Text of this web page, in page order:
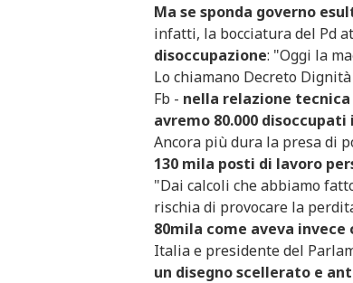
Ma se sponda governo
infatti, la bocciatura del Pd
disoccupazione: "Oggi la
Lo chiamano Decreto
Fb - nella relazione
avremo 80.000 disoccupati
Ancora più dura la presa di
130 mila posti di lavoro
"Dai calcoli che abbiamo
rischia di provocare la
80mila come aveva
Italia e presidente del
un disegno scellerato e